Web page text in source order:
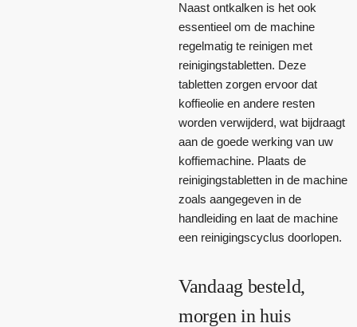
Naast ontkalken is het ook
essentieel om de machine
regelmatig te reinigen met
reinigingstabletten. Deze
tabletten zorgen ervoor dat
koffieolie en andere resten
worden verwijderd, wat bijdraagt
aan de goede werking van uw
koffiemachine. Plaats de
reinigingstabletten in de machine
zoals aangegeven in de
handleiding en laat de machine
een reinigingscyclus doorlopen.
Vandaag besteld,
morgen in huis